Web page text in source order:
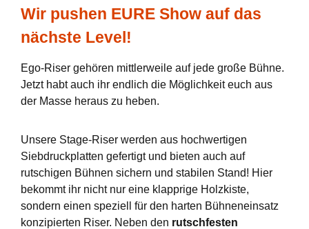
Wir pushen EURE Show auf das
nächste Level!
Ego-Riser gehören mittlerweile auf jede große Bühne.
Jetzt habt auch ihr endlich die Möglichkeit euch aus
der Masse heraus zu heben.
Unsere Stage-Riser werden aus hochwertigen
Siebdruckplatten gefertigt und bieten auch auf
rutschigen Bühnen sichern und stabilen Stand! Hier
bekommt ihr nicht nur eine klapprige Holzkiste,
sondern einen speziell für den harten Bühneneinsatz
konzipierten Riser. Neben den rutschfesten